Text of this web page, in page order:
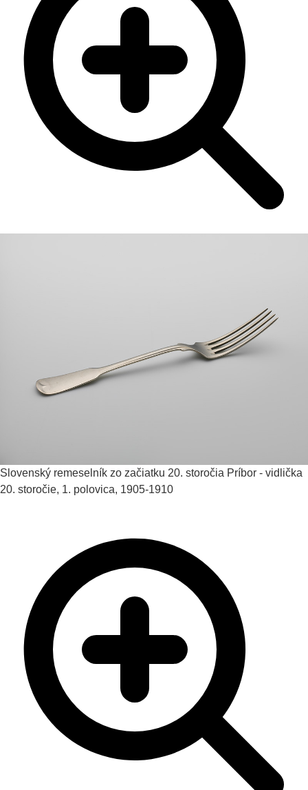
Slovenský remeselník zo začiatku 20. storočia Príbor - vidlička
20. storočie, 1. polovica, 1905-1910